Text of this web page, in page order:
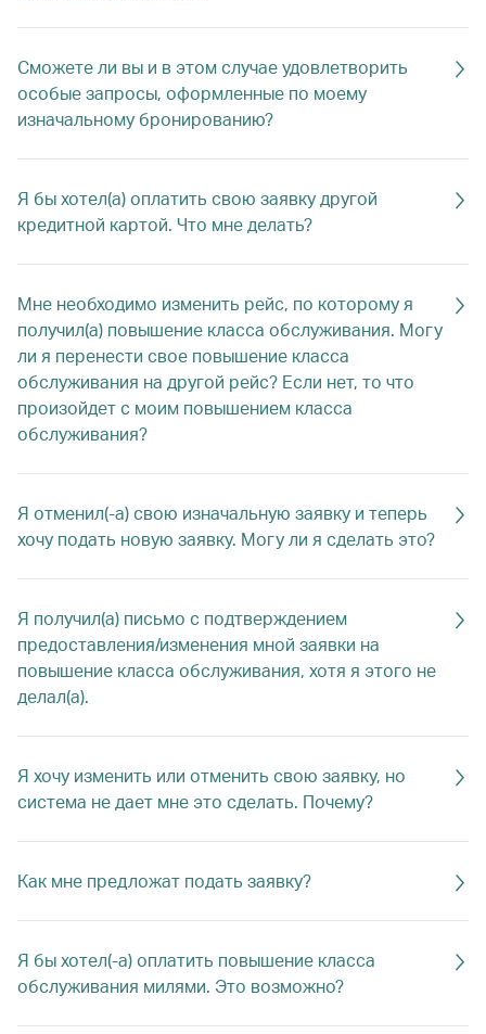
Сможете ли вы и в этом случае удовлетворить
особые запросы, оформленные по моему
изначальному бронированию?
Я бы хотел(а) оплатить свою заявку другой
кредитной картой. Что мне делать?
Мне необходимо изменить рейс, по которому я
получил(а) повышение класса обслуживания. Могу
ли я перенести свое повышение класса
обслуживания на другой рейс? Если нет, то что
произойдет с моим повышением класса
обслуживания?
Я отменил(-а) свою изначальную заявку и теперь
хочу подать новую заявку. Могу ли я сделать это?
Я получил(а) письмо с подтверждением
предоставления/изменения мной заявки на
повышение класса обслуживания, хотя я этого не
делал(а).
Я хочу изменить или отменить свою заявку, но
система не дает мне это сделать. Почему?
Как мне предложат подать заявку?
Я бы хотел(-а) оплатить повышение класса
обслуживания милями. Это возможно?